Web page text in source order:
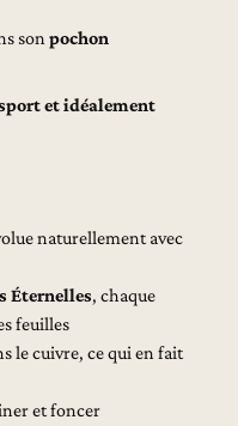
son pochon
et idéalement
naturellement avec
Éternelles, chaque
feuilles
le cuivre, ce qui en fait
et foncer